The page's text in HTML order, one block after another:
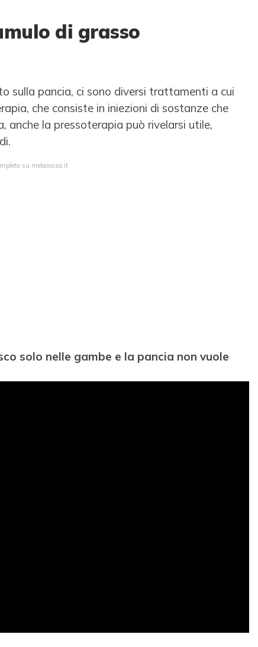
di grasso
sulla pancia, ci sono diversi trattamenti a cui
che consiste in iniezioni di sostanze che
anche la pressoterapia può rivelarsi utile,
su melarossa.it
solo nelle gambe e la pancia non vuole